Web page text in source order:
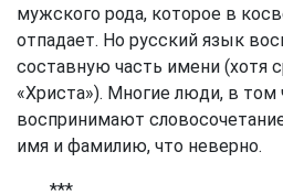
мужского рода, которое в
отпадает. Но русский язык
составную часть имени (хотя
«Христа»). Многие люди, в том
воспринимают
имя и фамилию, что неверно.
***